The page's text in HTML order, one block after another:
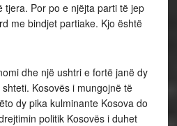
tjera. Por po e njëjta parti të jep
me bindjet partiake. Kjo është
dhe një ushtri e fortë janë dy
Kosovës i mungojnë të
dy pika kulminante Kosova do
politik Kosovës i duhet